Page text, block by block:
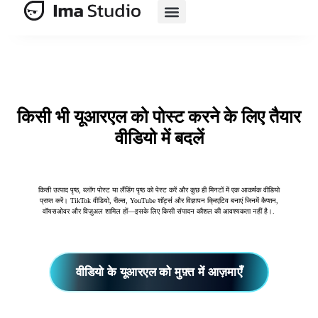
किसी भी यूआरएल को पोस्ट करने के लिए तैयार
वीडियो में बदलें
किसी उत्पाद पृष्ठ, ब्लॉग पोस्ट या लैंडिंग पृष्ठ को पेस्ट करें और कुछ ही मिनटों में एक आकर्षक वीडियो
प्राप्त करें। TikTok वीडियो, रील्स, YouTube शॉर्ट्स और विज्ञापन क्रिएटिव बनाएं जिनमें कैप्शन,
वॉयसओवर और विज़ुअल शामिल हों—इसके लिए किसी संपादन कौशल की आवश्यकता नहीं है।.
वीडियो के यूआरएल को मुफ़्त में आज़माएँ